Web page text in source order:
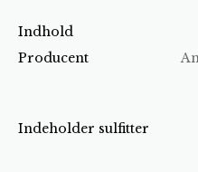
Indhold
Producent
Indeholder sulfitter